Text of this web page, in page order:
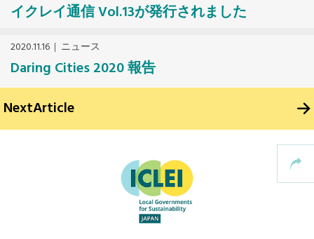
イクレイ通信 Vol.13が発行されました
2020.11.16 ニュース
Daring Cities 2020 報告
NextArticle